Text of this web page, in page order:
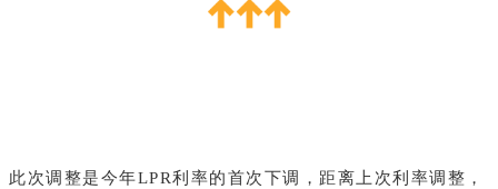
此次调整是今年LPR利率的首次下调，距离上次利率调整，